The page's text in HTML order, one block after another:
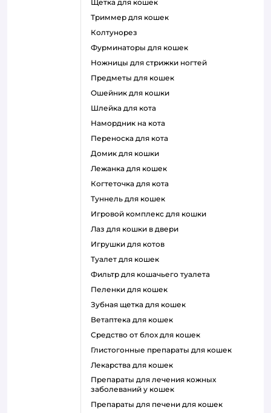
щетка для кошек
триммер для кошек
колтунорез
фурминаторы для кошек
ножницы для стрижки ногтей
предметы для кошек
ошейник для кошки
шлейка для кота
намордник на кота
переноска для кота
домик для кошки
лежанка для кошек
когтеточка для кота
туннель для кошек
игровой комплекс для кошки
лаз для кошки в двери
игрушки для котов
туалет для кошек
фильтр для кошачьего туалета
пеленки для кошек
зубная щетка для кошек
ветаптека для кошек
средство от блох для кошек
глистогонные препараты для кошек
лекарства для кошек
препараты для лечения кожных
заболеваний у кошек
препараты для печени для кошек